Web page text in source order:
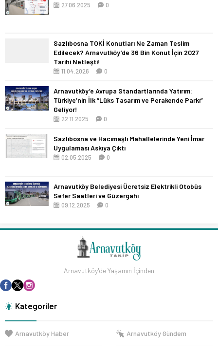
27.06.2025 0
Sazlıbosna TOKİ Konutları Ne Zaman Teslim
Edilecek? Arnavutköy’de 36 Bin Konut İçin 2027
Tarihi Netleşti!
11.04.2026 0
Arnavutköy’e Avrupa Standartlarında Yatırım:
Türkiye’nin İlk “Lüks Tasarım ve Perakende Parkı”
Geliyor!
22.11.2025 0
Sazlıbosna ve Hacımaşlı Mahallelerinde Yeni İmar
Uygulaması Askıya Çıktı
02.05.2025 0
Arnavutköy Belediyesi Ücretsiz Elektrikli Otobüs
Sefer Saatleri ve Güzergahı
09.12.2025 0
Arnavutköy'de Yaşamın İçinden
Kategoriler
Arnavutköy Haber Arnavutköy Gündem